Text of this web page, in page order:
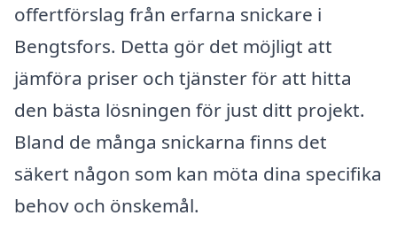
offertförslag från erfarna snickare i
Bengtsfors. Detta gör det möjligt att
jämföra priser och tjänster för att hitta
den bästa lösningen för just ditt projekt.
Bland de många snickarna finns det
säkert någon som kan möta dina specifika
behov och önskemål.